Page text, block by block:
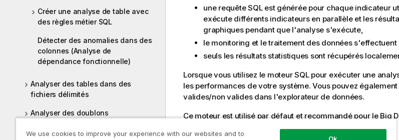
Créer une analyse de table avec
des règles métier SQL
Détecter des anomalies dans des
colonnes (Analyse de
dépendance fonctionnelle)
Analyser des tables dans des
fichiers délimités
Analyser des doublons
Analyses de colonne(s)
une requête SQL est générée pour chaque indicateur
exécute différents indicateurs en parallèle et les
graphiques pendant que l'analyse s'exécute,
le monitoring et le traitement des données s'effectuent
seuls les résultats statistiques sont récupérés
Lorsque vous utilisez le moteur SQL pour exécuter une
les performances de votre système. Vous pouvez
valides/non valides dans l'explorateur de données.
Ce moteur est utilisé par défaut et recommandé pour le Big
We use cookies to improve your experience with our websites and to